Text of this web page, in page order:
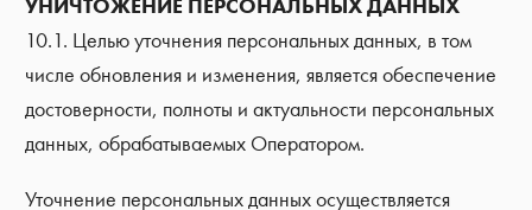
УНИЧТОЖЕНИЕ ПЕРСОНАЛЬНЫХ ДАННЫХ
10.1. Целью уточнения персональных данных, в том
числе обновления и изменения, является обеспечение
достоверности, полноты и актуальности персональных
данных, обрабатываемых Оператором.
Уточнение персональных данных осуществляется